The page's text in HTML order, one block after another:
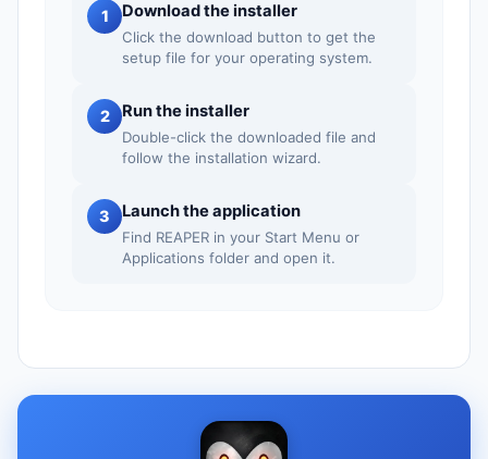
1 Download the installer
Click the download button to get the
setup file for your operating system.
2 Run the installer
Double-click the downloaded file and
follow the installation wizard.
3 Launch the application
Find REAPER in your Start Menu or
Applications folder and open it.